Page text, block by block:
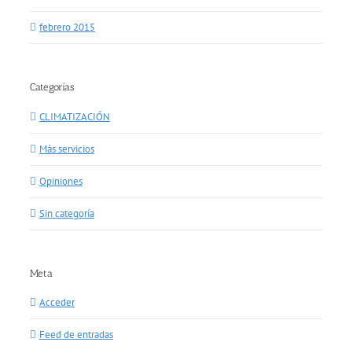
febrero 2015
Categorías
CLIMATIZACIÓN
Más servicios
Opiniones
Sin categoría
Meta
Acceder
Feed de entradas